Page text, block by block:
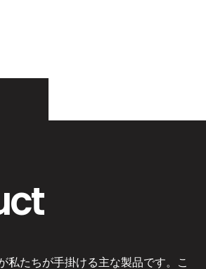
私たちが手掛ける主な製品です。こ